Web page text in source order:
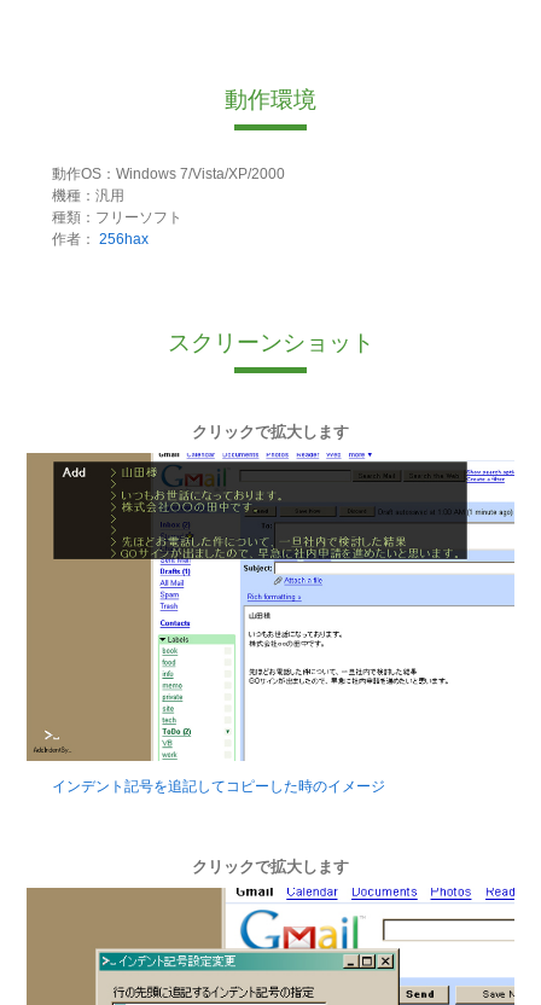
動作環境
動作OS：Windows 7/Vista/XP/2000
機種：汎用
種類：フリーソフト
作者： 256hax
スクリーンショット
クリックで拡大します
インデント記号を追記してコピーした時のイメージ
クリックで拡大します